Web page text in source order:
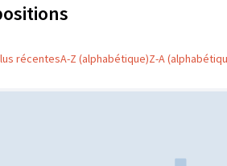
récentesA-Z (alphabétique)Z-A